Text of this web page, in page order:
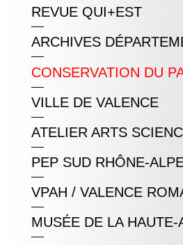
REVUE QUI+EST
ARCHIVES
CONSERVATION DU
VILLE DE VALENCE
ATELIER ARTS
PEP SUD RHÔNE-
VPAH / VALENCE
MUSÉE DE LA HAUTE-